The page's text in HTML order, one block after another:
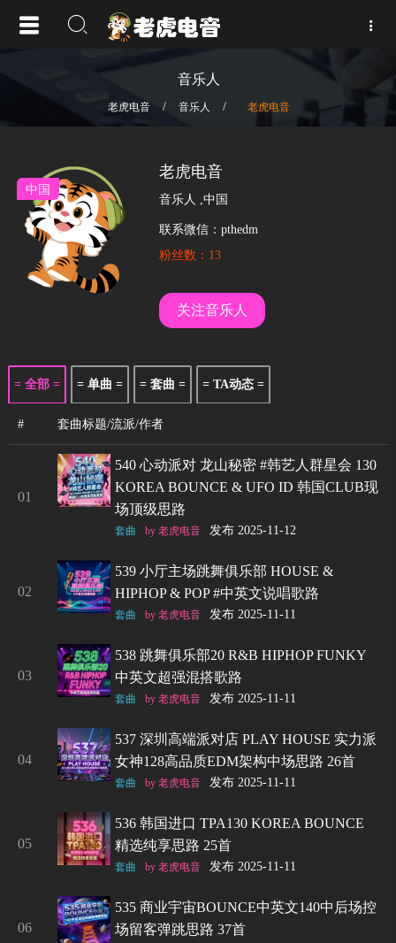
音乐人
老虎电音 / 音乐人 / 老虎电音
中国
老虎电音
音乐人 ,中国
联系微信：pthedm
粉丝数：13
关注音乐人
= 全部 = = 单曲 = = 套曲 = = TA动态 =
# 套曲标题/流派/作者
01
540 心动派对 龙山秘密 #韩艺人群星会 130
KOREA BOUNCE & UFO ID 韩国CLUB现
场顶级思路
套曲 by 老虎电音 发布 2025-11-12
02
539 小厅主场跳舞俱乐部 HOUSE &
HIPHOP & POP #中英文说唱歌路
套曲 by 老虎电音 发布 2025-11-11
03
538 跳舞俱乐部20 R&B HIPHOP FUNKY
中英文超强混搭歌路
套曲 by 老虎电音 发布 2025-11-11
04
537 深圳高端派对店 PLAY HOUSE 实力派
女神128高品质EDM架构中场思路 26首
套曲 by 老虎电音 发布 2025-11-11
05
536 韩国进口 TPA130 KOREA BOUNCE
精选纯享思路 25首
套曲 by 老虎电音 发布 2025-11-11
06
535 商业宇宙BOUNCE中英文140中后场控
场留客弹跳思路 37首